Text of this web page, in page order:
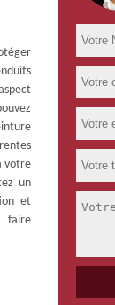
votre
un
et
faire